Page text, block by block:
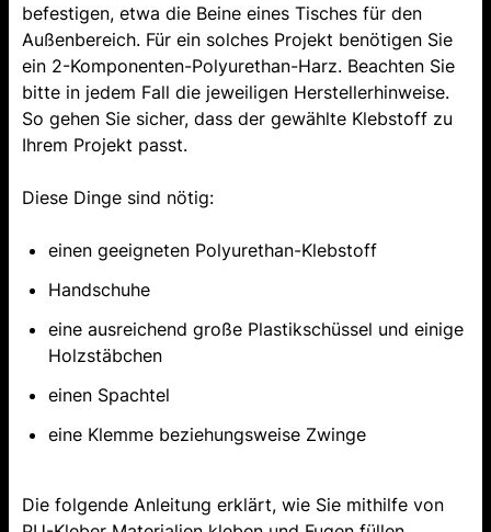
befestigen, etwa die Beine eines Tisches für den
Außenbereich. Für ein solches Projekt benötigen Sie
ein 2-Komponenten-Polyurethan-Harz. Beachten Sie
bitte in jedem Fall die jeweiligen Herstellerhinweise.
So gehen Sie sicher, dass der gewählte Klebstoff zu
Ihrem Projekt passt.
Diese Dinge sind nötig:
einen geeigneten Polyurethan-Klebstoff
Handschuhe
eine ausreichend große Plastikschüssel und einige
Holzstäbchen
einen Spachtel
eine Klemme beziehungsweise Zwinge
Die folgende Anleitung erklärt, wie Sie mithilfe von